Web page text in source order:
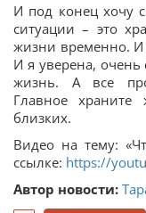
И под конец хочу
ситуации – это
жизни временно. И
И я уверена,
жизнь. А все
Главное
близких.
Видео на тему:
ссылке: https://
Автор новости: